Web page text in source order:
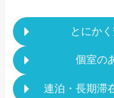
とにか
個室の
連泊・長期滞